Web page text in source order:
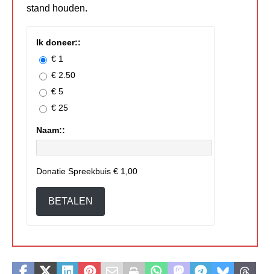
stand houden.
Ik doneer::
€ 1
€ 2.50
€ 5
€ 25
Naam::
Donatie Spreekbuis € 1,00
BETALEN